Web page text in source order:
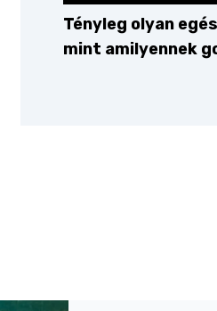
Tényleg olyan
mint amilyennek